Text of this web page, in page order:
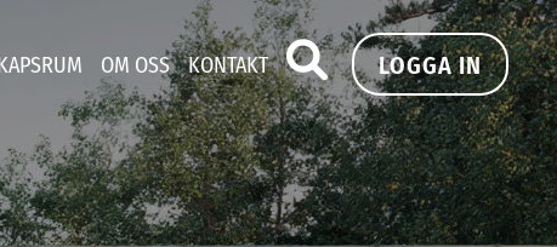
OM OSS KONTAKT LOGGA IN